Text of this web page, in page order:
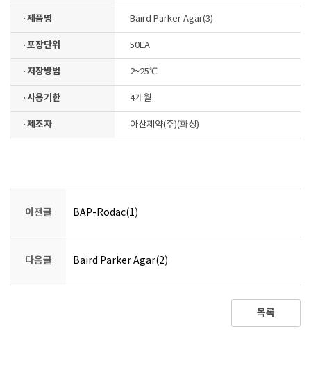
· 제품명 Baird Parker Agar(3)
· 포장단위 50EA
· 저장방법 2~25℃
· 사용기한 4개월
· 제조자 아산제약(주)(화성)
이전글 BAP-Rodac(1)
다음글 Baird Parker Agar(2)
목록